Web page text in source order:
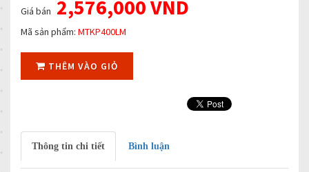
Giá bán 2,576,000 VND
Mã sản phẩm: MTKP400LM
THÊM VÀO GIỎ
Thông tin chi tiết Bình luận